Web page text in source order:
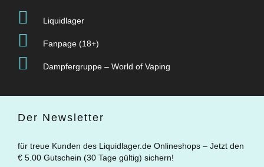
Liquidlager
Fanpage (18+)
Dampfergruppe – World of Vaping
Der Newsletter
für treue Kunden des Liquidlager.de Onlineshops – Jetzt den
€ 5.00 Gutschein (30 Tage gültig) sichern!